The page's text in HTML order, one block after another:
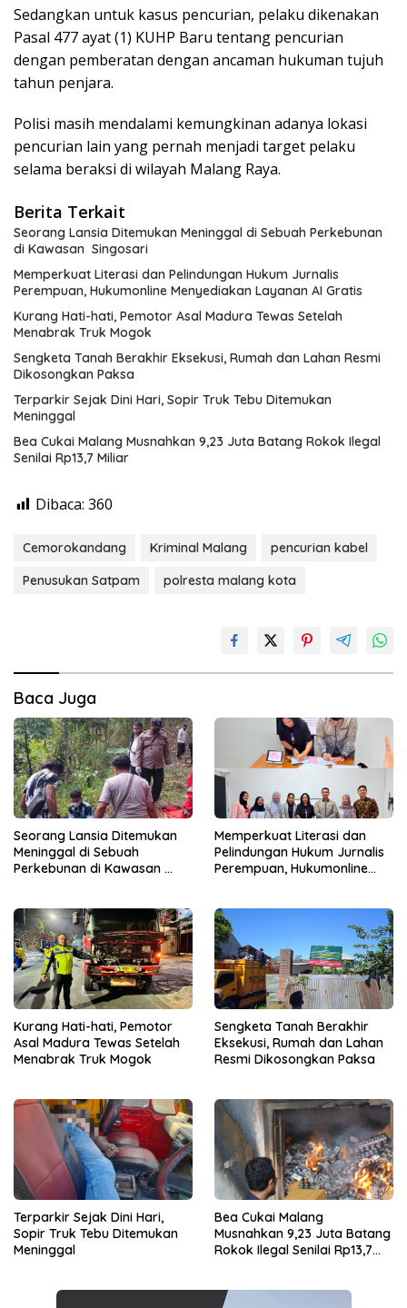
Sedangkan untuk kasus pencurian, pelaku dikenakan
Pasal 477 ayat (1) KUHP Baru tentang pencurian
dengan pemberatan dengan ancaman hukuman tujuh
tahun penjara.
Polisi masih mendalami kemungkinan adanya lokasi
pencurian lain yang pernah menjadi target pelaku
selama beraksi di wilayah Malang Raya.
Berita Terkait
Seorang Lansia Ditemukan Meninggal di Sebuah Perkebunan
di Kawasan Singosari
Memperkuat Literasi dan Pelindungan Hukum Jurnalis
Perempuan, Hukumonline Menyediakan Layanan AI Gratis
Kurang Hati-hati, Pemotor Asal Madura Tewas Setelah
Menabrak Truk Mogok
Sengketa Tanah Berakhir Eksekusi, Rumah dan Lahan Resmi
Dikosongkan Paksa
Terparkir Sejak Dini Hari, Sopir Truk Tebu Ditemukan
Meninggal
Bea Cukai Malang Musnahkan 9,23 Juta Batang Rokok Ilegal
Senilai Rp13,7 Miliar
Dibaca: 360
Cemorokandang Kriminal Malang
pencurian kabel
Penusukan Satpam
polresta malang kota
Baca Juga
Seorang Lansia Ditemukan
Meninggal di Sebuah
Perkebunan di Kawasan
Memperkuat Literasi dan
Pelindungan Hukum Jurnalis
Perempuan, Hukumonline
Kurang Hati-hati, Pemotor
Asal Madura Tewas Setelah
Menabrak Truk Mogok
Sengketa Tanah Berakhir
Eksekusi, Rumah dan Lahan
Resmi Dikosongkan Paksa
Terparkir Sejak Dini Hari,
Sopir Truk Tebu Ditemukan
Meninggal
Bea Cukai Malang
Musnahkan 9,23 Juta Batang
Rokok Ilegal Senilai Rp13,7